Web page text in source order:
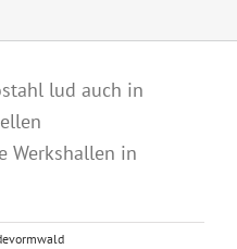
lud auch in
Werkshallen in